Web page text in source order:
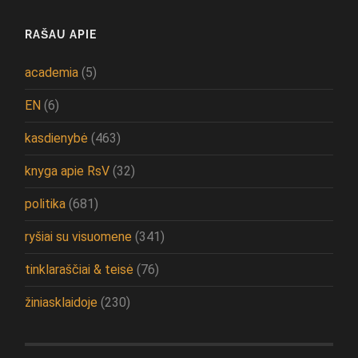
RAŠAU APIE
academia (5)
EN (6)
kasdienybė (463)
knyga apie RsV (32)
politika (681)
ryšiai su visuomene (341)
tinklaraščiai & teisė (76)
žiniasklaidoje (230)